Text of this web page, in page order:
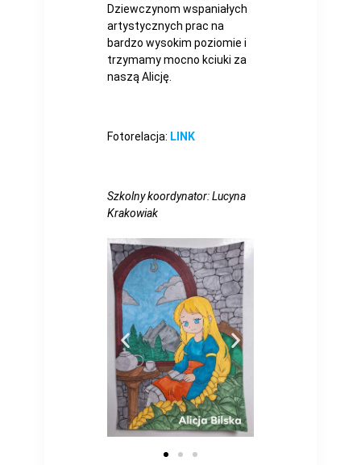
Dziewczynom wspaniałych
artystycznych prac na
bardzo wysokim poziomie i
trzymamy mocno kciuki za
naszą Alicję.
Fotorelacja: LINK
Szkolny koordynator: Lucyna
Krakowiak